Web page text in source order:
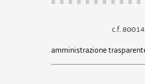
c.f.
amministrazione